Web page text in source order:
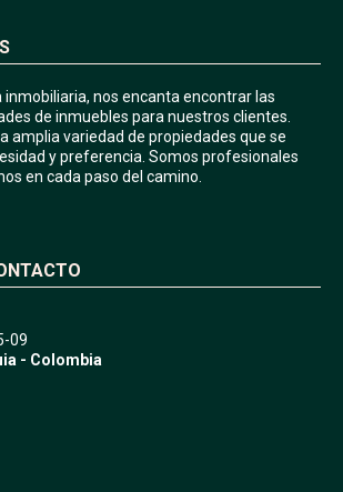
inmobiliaria, nos encanta encontrar las
de inmuebles para nuestros clientes.
amplia variedad de propiedades que se
y preferencia. Somos profesionales
en cada paso del camino.
09
- Colombia